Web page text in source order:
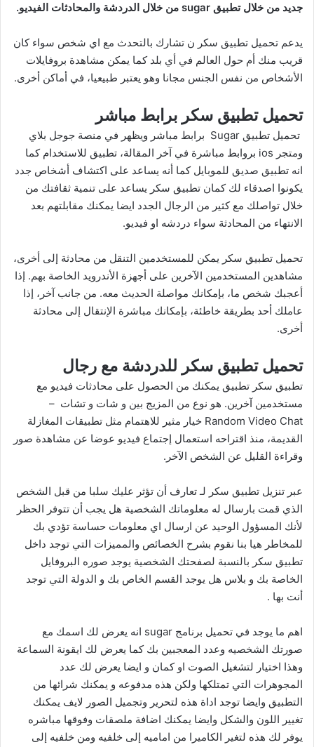
جديد من خلال تطبيق sugar من خلال الدردشة والمحادثات الفيديو.
يدعم تحميل تطبيق سكر ن تشارك بالتحدث مع اي شخص سواء كان
قريب منك أم حول العالم في أي بلد كما يمكن مشاهدة بروفايلات
الأشخاص من نفس الجنس مجانا وهو يعتبر طبيعيا، في أماكن أخرى.
تحميل تطبيق سكر برابط مباشر
تحميل تطبيق Sugar برابط مباشر ويظهر في منصة جوجل بلاي
ومتجر ios بروابط مباشرة في آخر المقالة، تطبيق للاستخدام كما
انه تطبيق صديق للموبايل كما أنه يساعد على اكتشاف أشخاص جدد
يكونوا اصدقاء لك كمان تطبيق سكر يساعد على تنمية ثقافتك من
خلال تواصلك مع كثير من الرجال الجدد ايضا يمكنك مقابلتهم بعد
الانتهاء من المحادثة سواء دردشه او فيديو.
تحميل تطبيق سكر يمكن للمستخدمين التنقل من محادثة إلى أخرى،
مشاهدين المستخدمين الآخرين على أجهزة الأندرويد الخاصة بهم. إذا
أعجبك شخص ما، بإمكانك مواصلة الحديث معه. من جانب آخر، إذا
عاملك أحد بطريقة خاطئة، بإمكانك مباشرة الإنتقال إلى محادثة
أخرى.
تحميل تطبيق سكر للدردشة مع رجال
تطبيق سكر تطبيق يمكنك من الحصول على محادثات فيديو مع
مستخدمين آخرين. هو نوع من المزيج بين و شات وتشات –
Random Video Chat خيار مثير للاهتمام مثل تطبيقات المغازلة
القديمة، منذ اقتراحه استعمال إجتماع فيديو عوضا عن مشاهدة صور
وقراءة القليل عن الشخص الآخر.
عبر تنزيل تطبيق سكر لـتعارف أن تؤثر عليك سلبا من قبل الشخص
الذي قمت بارسال له معلوماتك الشخصية هل يجب أن تتوفر الحظر
لأنك المسؤول الوحيد عن ارسال اي معلومات حساسة تؤدي بك
للمخاطر هيا بنا نقوم بشرح الخصائص والمميزات التي توجد داخل
تطبيق سكر بالنسبة لصفحتك الشخصية يوجد صوره البروفايل
الخاصة بك و بلاس هل يوجد القسم الخاص بك و الدولة التي توجد
أنت بها .
اهم ما يوجد في تحميل برنامج sugar انه يعرض لك اسمك مع
صورتك الشخصيه وعدد المعجبين بك كما يعرض لك ايقونة السماعة
وهذا اختيار لتشغيل الصوت او كمان و ايضا يعرض لك عدد
المجوهرات التي تمتلكها ولكن هذه مدفوعه و يمكنك شرائها من
التطبيق وايضا توجد اداة هذه لتحرير وتجميل الصور لايف يمكنك
تغيير اللون والشكل وايضا يمكنك اضافة ملصقات وفوقها مباشره
يوفر لك هذه لتغير الكاميرا من اماميه إلى خلفيه ومن خلفيه إلى